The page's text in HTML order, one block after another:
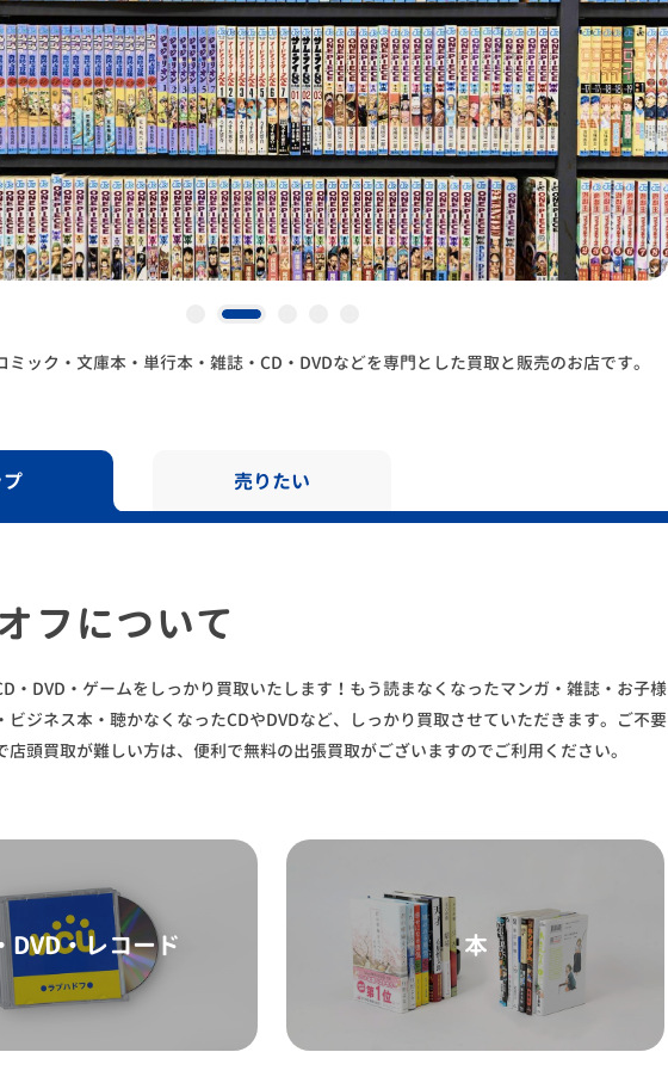
ミック・文庫本・単行本・雑誌・CD・DVDなどを専門とした買取と販売のお店です。
プ 売りたい
フについて
・DVD・ゲームをしっかり買取いたします！もう読まなくなったマンガ・雑誌・お子様
ビジネス本・聴かなくなったCDやDVDなど、しっかり買取させていただきます。ご不要
店頭買取が難しい方は、便利で無料の出張買取がございますのでご利用ください。
DVD・レコード 本